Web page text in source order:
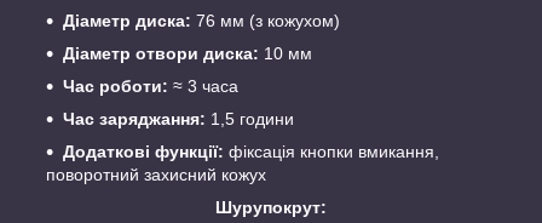
Діаметр диска: 76 мм (з кожухом)
Діаметр отвори диска: 10 мм
Час роботи: ≈ 3 часа
Час заряджання: 1,5 години
Додаткові функції: фіксація кнопки вмикання,
поворотний захисний кожух
Шурупокрут: